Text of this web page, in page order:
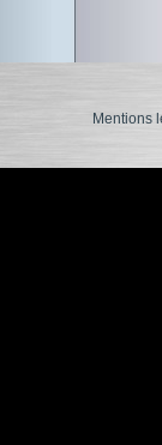
Mentions